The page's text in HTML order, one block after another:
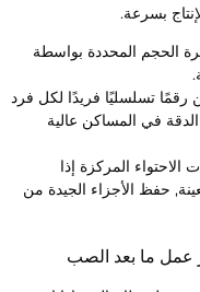
بسرعة.
المحددة بواسطة
تسلسليًا فريدًا لكل فرد
في المساكن عالية
المركزة إذا
حفظ الأجزاء الجيدة من
ما بعد الصب